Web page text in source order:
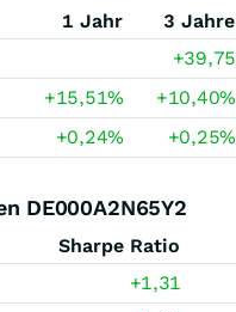
1 Jahr 3 Jahre
+39,75
+15,51% +10,40%
+0,24% +0,25%
DE000A2N65Y2
Sharpe Ratio
+1,31